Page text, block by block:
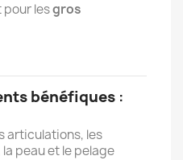
pour lesgros
bénéfiques :
articulations, les
peau et le pelage